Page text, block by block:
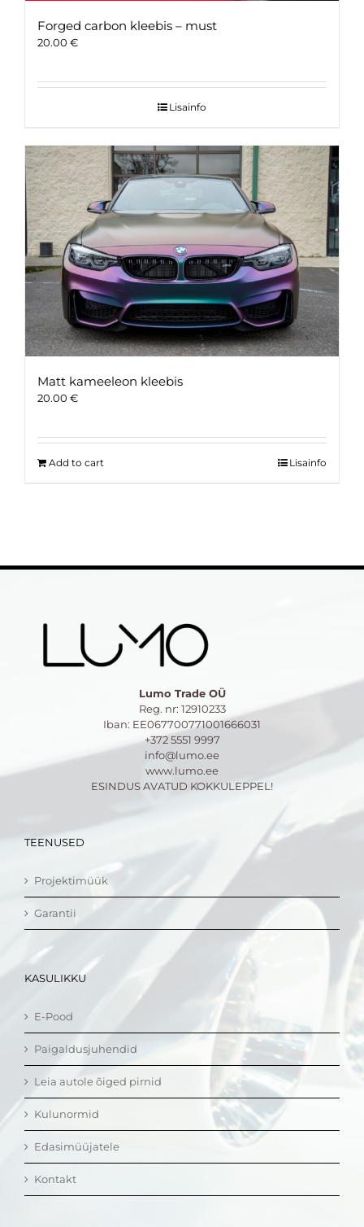
Forged carbon kleebis – must
20.00 €
Lisainfo
Matt kameeleon kleebis
20.00 €
Add to cart Lisainfo
Lumo Trade OÜ
Reg. nr: 12910233
Iban: EE067700771001666031
+372 5551 9997
info@lumo.ee
www.lumo.ee
ESINDUS AVATUD KOKKULEPPEL!
TEENUSED
Projektimüük
Garantii
KASULIKKU
E-Pood
Paigaldusjuhendid
Leia autole õiged pirnid
Kulunormid
Edasimüüjatele
Kontakt